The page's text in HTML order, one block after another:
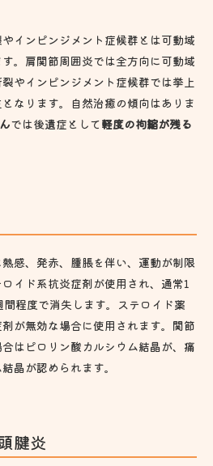
インピンジメント症候群とは可動域
。肩関節周囲炎では全方向に可動域
やインピンジメント症候群では挙上
となります。自然治癒の傾向はありま
では後遺症として軽度の拘縮が残る
感、発赤、腫脹を伴い、運動が制限
イド系抗炎症剤が使用され、通常1
程度で消失します。ステロイド薬
が無効な場合に使用されます。関節
はピロリン酸カルシウム結晶が、痛
晶が認められます。
腱炎